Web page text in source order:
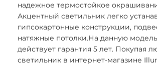
надежное термостойкое
Акцентный светильник легко
гипсокартонные конструкции,
натяжные потолки.На данную
действует гарантия 5 лет. Покупая
светильник в интернет-магазине